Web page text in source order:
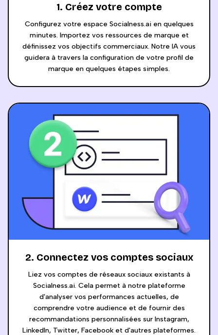
1. Créez votre compte
Configurez votre espace Socialness.ai en quelques
minutes. Importez vos ressources de marque et
définissez vos objectifs commerciaux. Notre IA vous
guidera à travers la configuration de votre profil de
marque en quelques étapes simples.
2. Connectez vos comptes sociaux
Liez vos comptes de réseaux sociaux existants à
Socialness.ai. Cela permet à notre plateforme
d'analyser vos performances actuelles, de
comprendre votre audience et de fournir des
recommandations personnalisées sur Instagram,
LinkedIn, Twitter, Facebook et d'autres plateformes.